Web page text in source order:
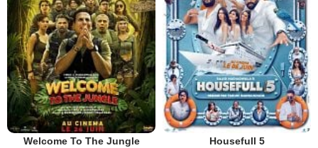
Welcome To The Jungle Housefull 5